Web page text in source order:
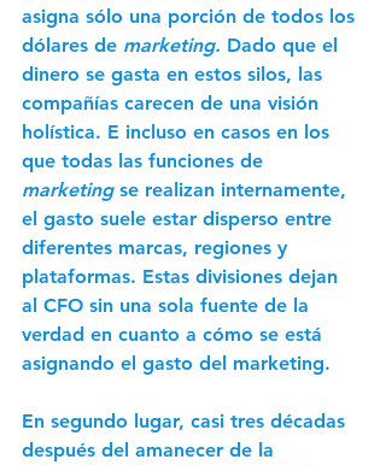
asigna sólo una porción de todos los
dólares de marketing. Dado que el
dinero se gasta en estos silos, las
compañías carecen de una visión
holística. E incluso en casos en los
que todas las funciones de
marketing se realizan internamente,
el gasto suele estar disperso entre
diferentes marcas, regiones y
plataformas. Estas divisiones dejan
al CFO sin una sola fuente de la
verdad en cuanto a cómo se está
asignando el gasto del marketing.
En segundo lugar, casi tres décadas
después del amanecer de la